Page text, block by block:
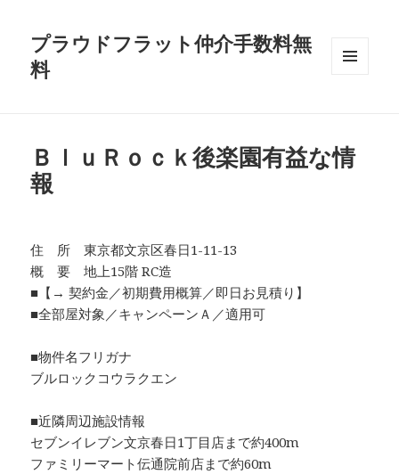
プラウドフラット仲介手数料無
料
ＢｌｕＲｏｃｋ後楽園有益な情
報
住 所 東京都文京区春日1-11-13
概 要 地上15階 RC造
■【→ 契約金／初期費用概算／即日お見積り】
■全部屋対象／キャンペーンＡ／適用可
■物件名フリガナ
ブルロックコウラクエン
■近隣周辺施設情報
セブンイレブン文京春日1丁目店まで約400m
ファミリーマート伝通院前店まで約60m